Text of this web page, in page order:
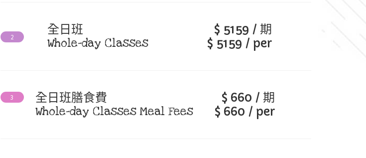
2
全日班
Whole-day Classes
$ 5159 / 期
$ 5159 / per
3
全日班膳食費
Whole-day Classes Meal Fees
$ 660 / 期
$ 660 / per